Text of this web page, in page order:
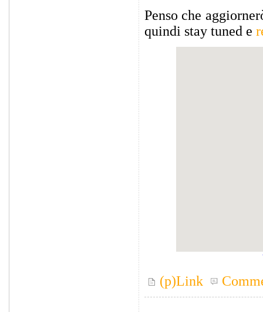
Penso che
quindi stay tuned e
(p)Link